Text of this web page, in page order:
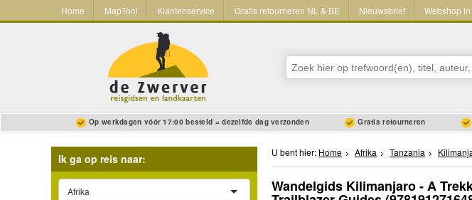
Home MapTool Klantenservice Gratis retourneren NL & BE Nieuwsbrief Webshop
Op werkdagen vóór 17:00 besteld = dezelfde dag verzonden Gratis retourneren
Ik ga op reis naar:
Afrika
U bent hier: Home Afrika Tanzania
Wandelgids Kilimanjaro - A